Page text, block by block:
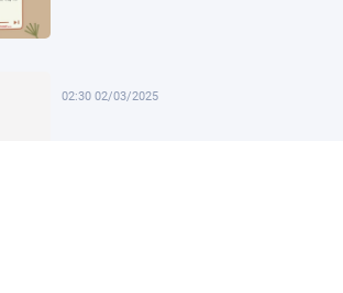
02:30 02/03/2025